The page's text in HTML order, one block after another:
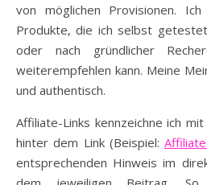
von möglichen Provisionen. Ich
Produkte, die ich selbst
oder nach gründlicher
weiterempfehlen kann. Meine
und authentisch.
Affiliate-Links kennzeichne ich
hinter dem Link (Beispiel:
entsprechenden Hinweis im